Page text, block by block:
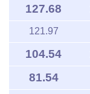
127.68
121.97
104.54
81.54